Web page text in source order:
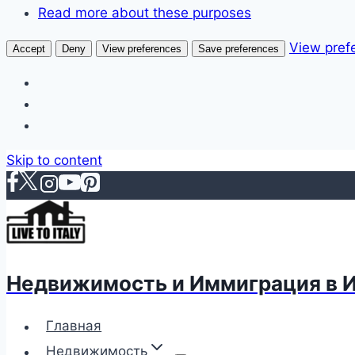
Read more about these purposes
Accept Deny View preferences Save preferences View
Skip to content
Недвижимость и Иммиграция в
Главная
Недвижимость